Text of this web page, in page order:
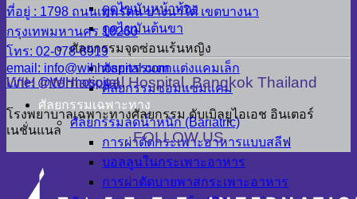
ดูดไขมันหน้าท้อง
ดูดไขมันต้นขา
ศัลยกรรมจุดซ่อนเร้นหญิง
ศัลยกรรมตกแต่งแคมเล็ก
ศัลยกรรมซ่อมแซมแคม
ศัลยกรรมเฉพาะทาง
ศัลยกรรมลดน้ำหนัก (Bariatric)
การผ่าตัดกระเพาะอาหารแบบสลีฟ
บอลลูนในกระเพาะอาหาร
การผ่าตัดบายพาสกระเพาะอาหาร
ที่อยู่ : 1798 ถนนเทพรัตน บางนาใต้ เขตบางนา
กรุงเทพมหานคร 10260
โทร: 02-078-8919
email: info@wihhospital.com
Line: @WIHhospital
WIH International Hospital, Bangkok Thailand
โรงพยาบาลเฉพาะทางศัลยกรรม ดับเบิลยูไอเอช อินเตอร์
เนชั่นแนล
FOLLOW US